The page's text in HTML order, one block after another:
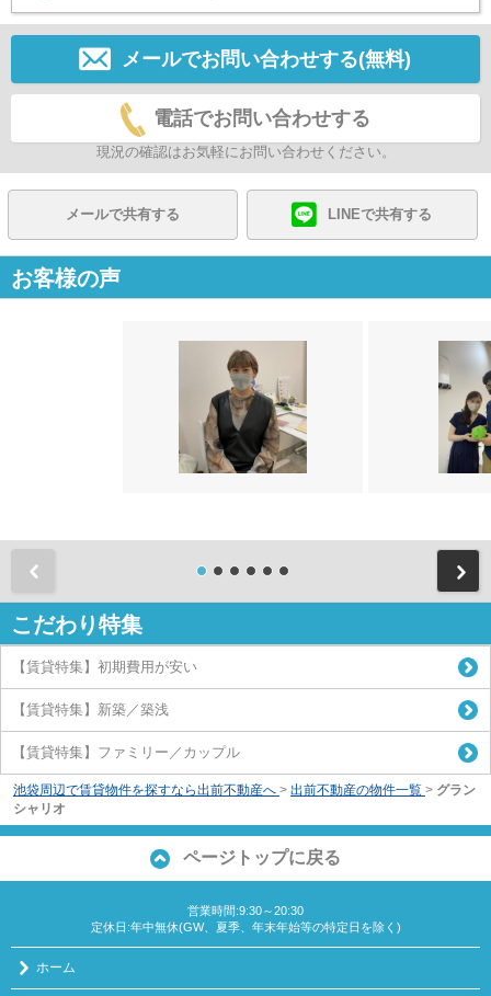
メールでお問い合わせする(無料)
電話でお問い合わせする
現況の確認はお気軽にお問い合わせください。
メールで共有する LINEで共有する
お客様の声
こだわり特集
【賃貸特集】初期費用が安い
【賃貸特集】新築／築浅
【賃貸特集】ファミリー／カップル
池袋周辺で賃貸物件を探すなら出前不動産へ > 出前不動産の物件一覧 > グラン
シャリオ
ページトップに戻る
営業時間:9:30～20:30
定休日:年中無休(GW、夏季、年末年始等の特定日を除く)
ホーム